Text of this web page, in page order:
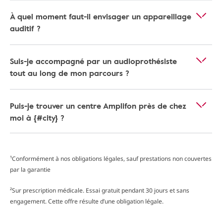
À quel moment faut-il envisager un appareillage
auditif ?
Suis-je accompagné par un audioprothésiste
tout au long de mon parcours ?
Puis-je trouver un centre Amplifon près de chez
moi à {#city} ?
¹Conformément à nos obligations légales, sauf prestations non couvertes
par la garantie
²Sur prescription médicale. Essai gratuit pendant 30 jours et sans
engagement. Cette offre résulte d’une obligation légale.